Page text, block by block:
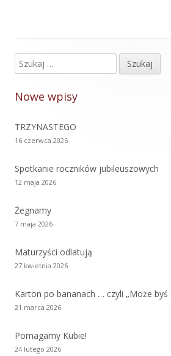
Główny
panel
boczny
Szukaj:
Nowe wpisy
TRZYNASTEGO
16 czerwca 2026
Spotkanie roczników jubileuszowych
12 maja 2026
Żegnamy
7 maja 2026
Maturzyści odlatują
27 kwietnia 2026
Karton po bananach … czyli „Może byś
21 marca 2026
Pomagamy Kubie!
24 lutego 2026